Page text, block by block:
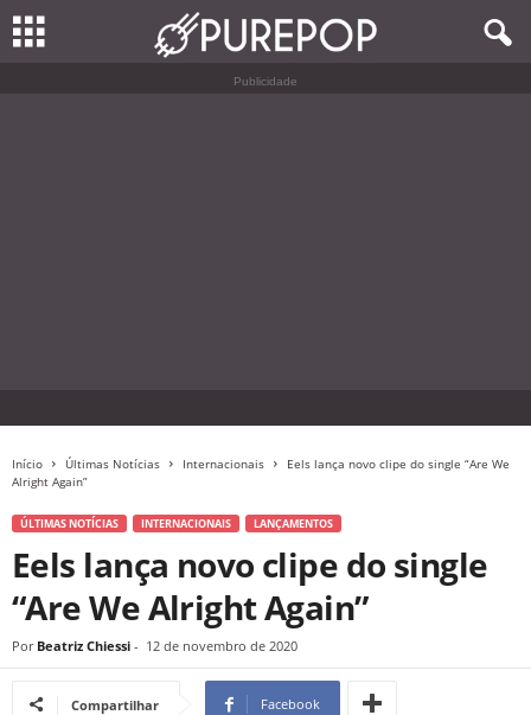
Publicidade
Início Últimas Notícias Internacionais
Eels lança novo clipe do single “Are We
Alright Again”
ÚLTIMAS NOTÍCIAS INTERNACIONAIS LANÇAMENTOS
Eels lança novo clipe do single
“Are We Alright Again”
Por Beatriz Chiessi - 12 de novembro de 2020
Compartilhar Facebook